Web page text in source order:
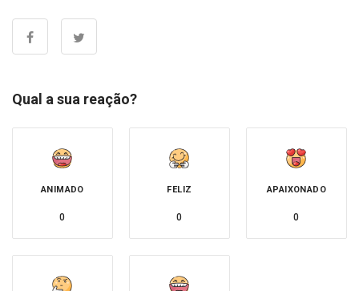
Qual a sua reação?
ANIMADO
0
FELIZ
0
APAIXONADO
0